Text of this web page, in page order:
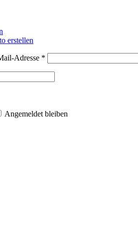
erstellen
Adresse *
Angemeldet bleiben